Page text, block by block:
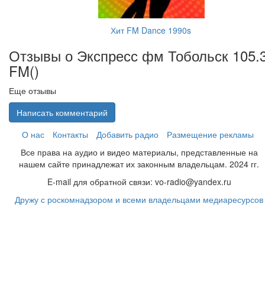
Хит FM Dance 1990s
Отзывы о Экспресс фм Тобольск
FM()
Еще отзывы
Написать комментарий
О нас
Контакты Добавить радио
Размещение рекламы
Все права на аудио и видео материалы, представленные на
нашем сайте принадлежат их законным владельцам. 2024 гг.
E-mail для обратной связи: vo-radio@yandex.ru
Дружу с роскомнадзором и всеми владельцами медиаресурсов